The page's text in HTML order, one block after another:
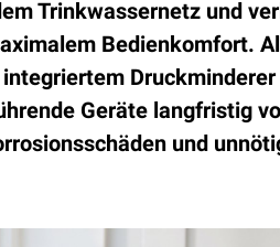
Trinkwassernetz und
Bedienkomfort.
Geräte langfristig
und